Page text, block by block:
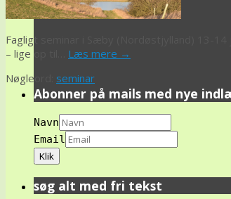
Fagligt seminar i Sæby (Nordøstjylland) 13-14
– lige op til… Læs mere →
Nøgleord: seminar
Abonner på mails med nye
Navn
Email
søg alt med fri tekst